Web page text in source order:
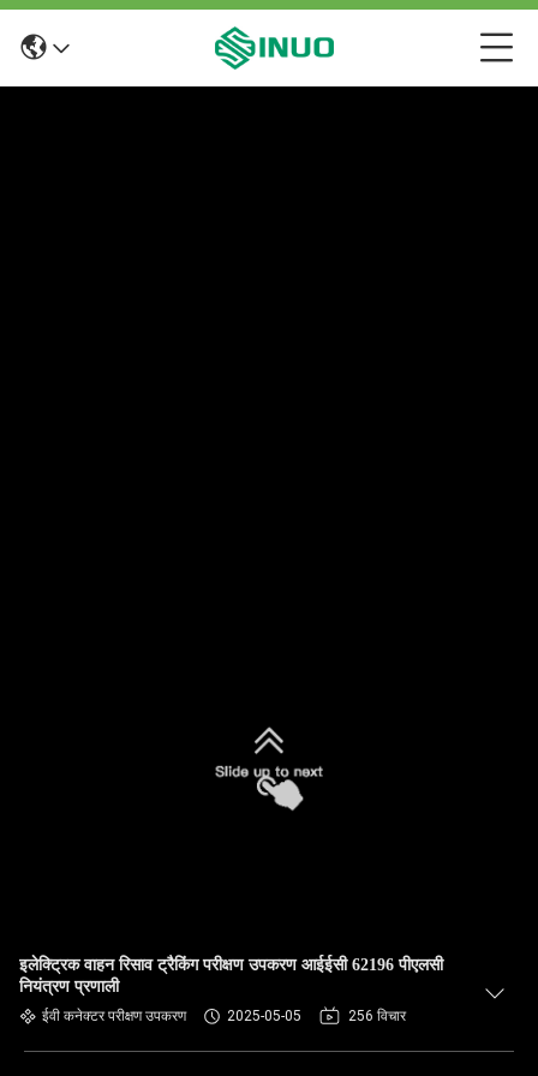
इलेक्ट्रिक वाहन रिसाव ट्रैकिंग परीक्षण उपकरण आईईसी 62196 पीएलसी
नियंत्रण प्रणाली
ईवी कनेक्टर परीक्षण उपकरण 2025-05-05 256 विचार